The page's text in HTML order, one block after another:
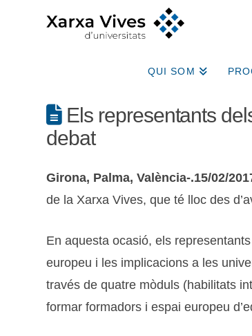
QUI SOM
Els representants
debat
Girona, Palma, València-.15/02/
de la Xarxa Vives, que té lloc des
En aquesta ocasió, els
europeu i les implicacions a les
través de quatre mòduls (habilitats
formar formadors i espai europeu